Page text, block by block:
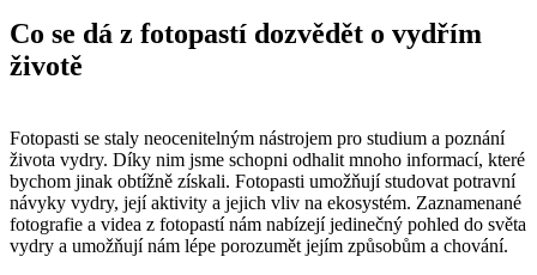
Co se dá z fotopastí dozvědět o vydřím
životě
Fotopasti se staly neocenitelným nástrojem pro studium a poznání
života vydry. Díky nim jsme schopni odhalit mnoho informací, které
bychom jinak obtížně získali. Fotopasti umožňují studovat potravní
návyky vydry, její aktivity a jejich vliv na ekosystém. Zaznamenané
fotografie a videa z fotopastí nám nabízejí jedinečný pohled do světa
vydry a umožňují nám lépe porozumět jejím způsobům a chování.